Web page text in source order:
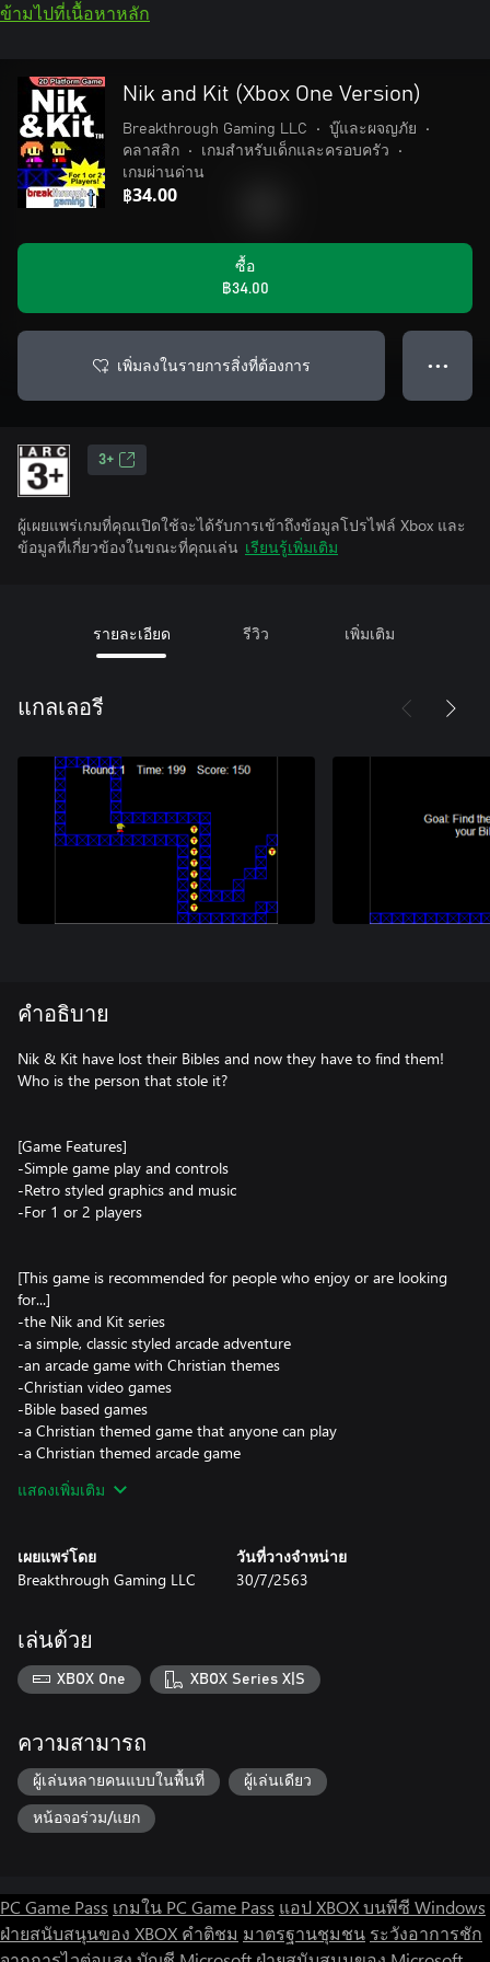
ข้ามไปที่เนื้อหาหลัก
Nik and Kit (Xbox One Version)
Breakthrough Gaming LLC • บู๊และผจญภัย
•
คลาสสิก
• เกมสำหรับเด็กและครอบครัว
•
เกมผ่านด่าน
฿34.00
ซื้อ
฿34.00
เพิ่มลงในรายการสิ่งที่ต้องการ ● ● ●
3+
ผู้เผยแพร่เกมที่คุณเปิดใช้จะได้รับการเข้าถึงข้อมูลโปรไฟล์ Xbox และ
ข้อมูลที่เกี่ยวข้องในขณะที่คุณเล่น เรียนรู้เพิ่มเติม
รายละเอียด รีวิว เพิ่มเติม
แกลเลอรี
คำอธิบาย
Nik & Kit have lost their Bibles and now they have to find them!
Who is the person that stole it?
[Game Features]
-Simple game play and controls
-Retro styled graphics and music
-For 1 or 2 players
[This game is recommended for people who enjoy or are looking
for...]
-the Nik and Kit series
-a simple, classic styled arcade adventure
-an arcade game with Christian themes
-Christian video games
-Bible based games
-a Christian themed game that anyone can play
-a Christian themed arcade game
-multiplayer games
[About the Nik and Kit series]
about characters who have lots of adventures while learning
about God, themselves, and the world around them! Nik and Kit
products are designed for children ages 5 to 10. The series began
with the original Nik and Kit video game, released in May 2006,
Learn more about the series, the characters, and find a timeline
of story events at our official website: https://www.NikandKit.com
Gaming
แสดงเพิ่มเติม
เผยแพร่โดย
Breakthrough Gaming LLC
วันที่วางจำหน่าย
30/7/2563
เล่นด้วย
XBOX One XBOX Series X|S
ความสามารถ
ผู้เล่นหลายคนแบบในพื้นที่ ผู้เล่นเดียว
หน้อจอร่วม/แยก
PC Game Pass เกมใน PC Game Pass แอป XBOX บนพีซี Windows
ฝ่ายสนับสนุนของ XBOX คำติชม มาตรฐานชุมชน ระวังอาการชัก